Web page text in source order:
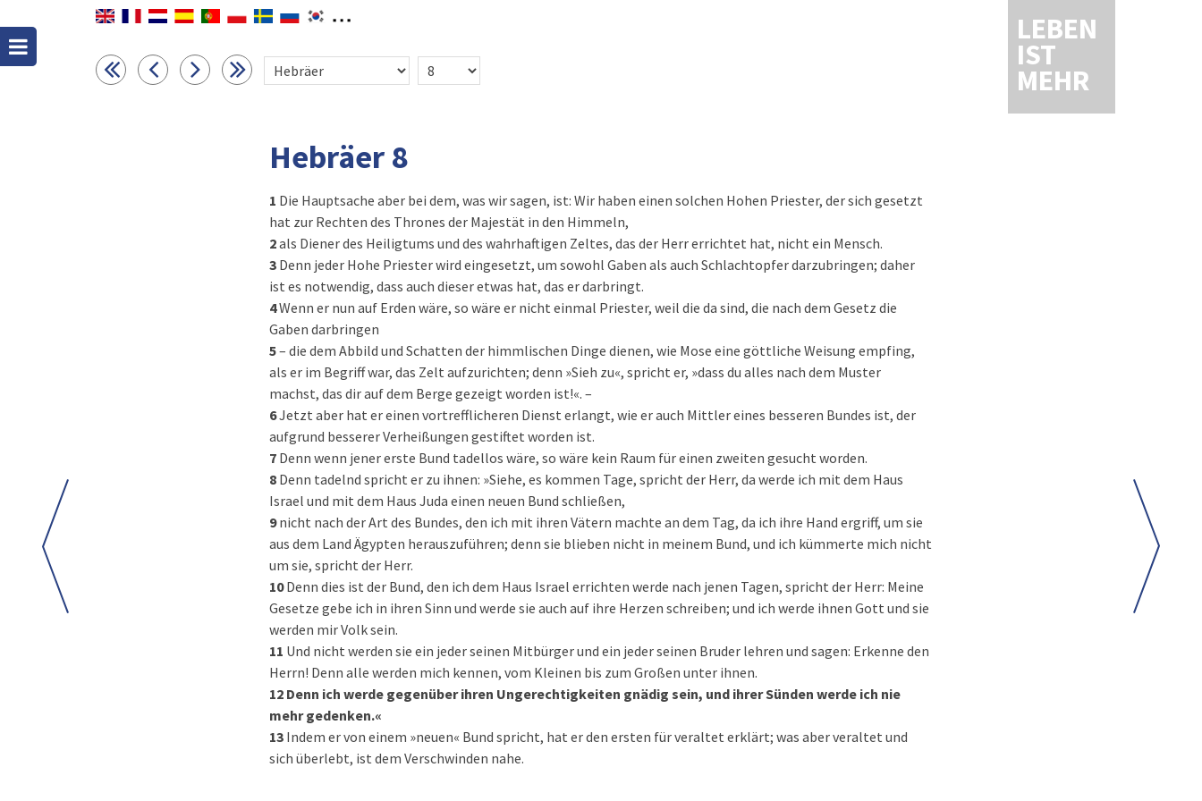
LEBEN
IST
MEHR
Hebräer 8
1 Die Hauptsache aber bei dem, was wir sagen, ist: Wir haben einen solchen Hohen Priester, der sich gesetzt
hat zur Rechten des Thrones der Majestät in den Himmeln,
2als Diener des Heiligtums und des wahrhaftigen Zeltes, das der Herr errichtet hat, nicht ein Mensch.
3 Denn jeder Hohe Priester wird eingesetzt, um sowohl Gaben als auch Schlachtopfer darzubringen; daher
ist es notwendig, dass auch dieser etwas hat, das er darbringt.
4Wenn er nun auf Erden wäre, so wäre er nicht einmal Priester, weil die da sind, die nach dem Gesetz die
Gaben darbringen
5– die dem Abbild und Schatten der himmlischen Dinge dienen, wie Mose eine göttliche Weisung empfing,
als er im Begriff war, das Zelt aufzurichten; denn »Sieh zu«, spricht er, »dass du alles nach dem Muster
machst, das dir auf dem Berge gezeigt worden ist!«. –
6Jetzt aber hat er einen vortrefflicheren Dienst erlangt, wie er auch Mittler eines besseren Bundes ist, der
aufgrund besserer Verheißungen gestiftet worden ist.
7 Denn wenn jener erste Bund tadellos wäre, so wäre kein Raum für einen zweiten gesucht worden.
8 Denn tadelnd spricht er zu ihnen: »Siehe, es kommen Tage, spricht der Herr, da werde ich mit dem Haus
Israel und mit dem Haus Juda einen neuen Bund schließen,
9nicht nach der Art des Bundes, den ich mit ihren Vätern machte an dem Tag, da ich ihre Hand ergriff, um sie
aus dem Land Ägypten herauszuführen; denn sie blieben nicht in meinem Bund, und ich kümmerte mich nicht
um sie, spricht der Herr.
10Denn dies ist der Bund, den ich dem Haus Israel errichten werde nach jenen Tagen, spricht der Herr: Meine
Gesetze gebe ich in ihren Sinn und werde sie auch auf ihre Herzen schreiben; und ich werde ihnen Gott und sie
werden mir Volk sein.
11 Und nicht werden sie ein jeder seinen Mitbürger und ein jeder seinen Bruder lehren und sagen: Erkenne den
Herrn! Denn alle werden mich kennen, vom Kleinen bis zum Großen unter ihnen.
12 Denn ich werde gegenüber ihren Ungerechtigkeiten gnädig sein, und ihrer Sünden werde ich nie
mehr gedenken.«
13 Indem er von einem »neuen« Bund spricht, hat er den ersten für veraltet erklärt; was aber veraltet und
sich überlebt, ist dem Verschwinden nahe.